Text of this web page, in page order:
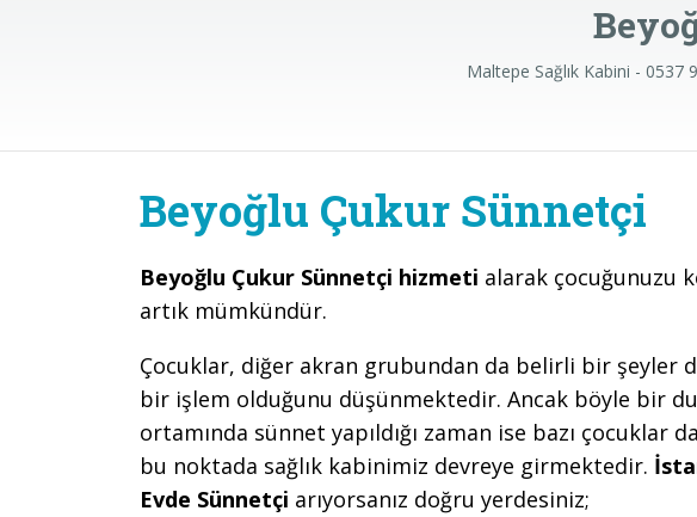
Maltepe Sağlık Kabini - 0537
Beyoğlu Çukur Sünnetçi
Beyoğlu Çukur Sünnetçi hizmeti alarak çocuğunuzu
artık mümkündür.
Çocuklar, diğer akran grubundan da belirli bir şeyler
bir işlem olduğunu düşünmektedir. Ancak böyle bir
ortamında sünnet yapıldığı zaman ise bazı
bu noktada sağlık kabinimiz devreye girmektedir.
Evde Sünnetçi arıyorsanız doğru yerdesiniz;